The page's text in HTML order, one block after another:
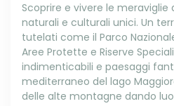
Scoprire e vivere le meraviglie
naturali e culturali unici. Un
tutelati come il Parco
Aree Protette e Riserve
indimenticabili e paesaggi
mediterraneo del lago
delle alte montagne dando